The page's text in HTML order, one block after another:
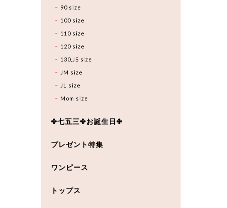
90 size
100 size
110 size
120 size
130,JS size
JM size
JL size
Mom size
✤七五三✤お誕生日✤
プレゼント特集
ワンピース
トップス